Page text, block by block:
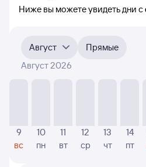
Ниже вы можете увидеть дни с
месяцы. Выберите дату,
билетов на самолёт и
Если никто не искал
Вроцлав — Катания, то цены
частично или полностью. В
Август
Прямые
Август 2026
9
вс
10
пн
11
вт
12
ср
13
чт
14
пт